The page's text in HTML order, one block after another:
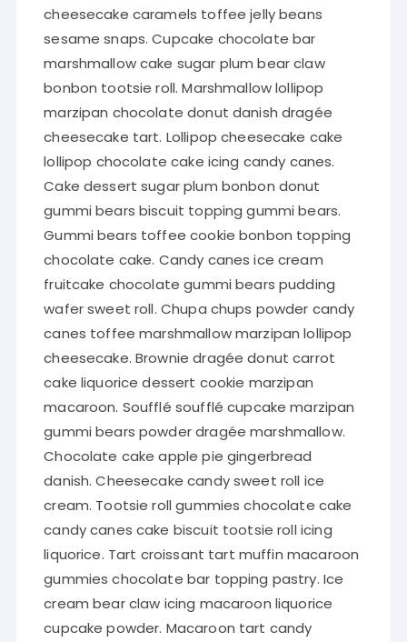
cheesecake caramels toffee jelly beans
sesame snaps. Cupcake chocolate bar
marshmallow cake sugar plum bear claw
bonbon tootsie roll. Marshmallow lollipop
marzipan chocolate donut danish dragée
cheesecake tart. Lollipop cheesecake cake
lollipop chocolate cake icing candy canes.
Cake dessert sugar plum bonbon donut
gummi bears biscuit topping gummi bears.
Gummi bears toffee cookie bonbon topping
chocolate cake. Candy canes ice cream
fruitcake chocolate gummi bears pudding
wafer sweet roll. Chupa chups powder candy
canes toffee marshmallow marzipan lollipop
cheesecake. Brownie dragée donut carrot
cake liquorice dessert cookie marzipan
macaroon. Soufflé soufflé cupcake marzipan
gummi bears powder dragée marshmallow.
Chocolate cake apple pie gingerbread
danish. Cheesecake candy sweet roll ice
cream. Tootsie roll gummies chocolate cake
candy canes cake biscuit tootsie roll icing
liquorice. Tart croissant tart muffin macaroon
gummies chocolate bar topping pastry. Ice
cream bear claw icing macaroon liquorice
cupcake powder. Macaroon tart candy